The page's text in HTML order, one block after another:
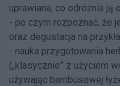
uprawiana, co odróżnia ją
- po czym rozpoznać, że
oraz degustacja na
- nauka przygotowania
(„klasycznie” z użyciem
używając bambusowej